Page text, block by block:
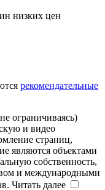
низких цен
рекомендательные
ограничиваясь)
и видео
страниц,
являются объектами
собственность,
и международными
Читать далее